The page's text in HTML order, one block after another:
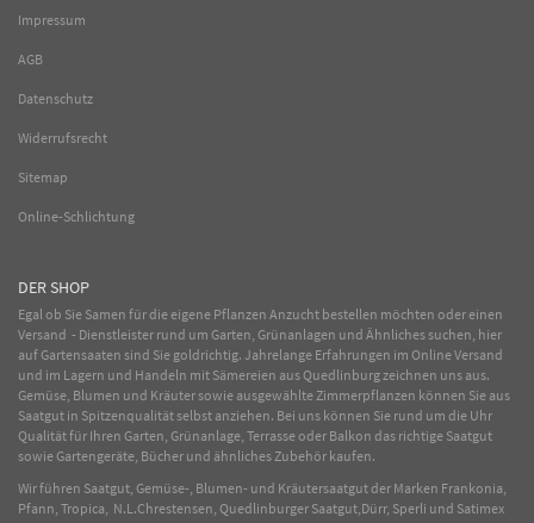
Impressum
AGB
Datenschutz
Widerrufsrecht
Sitemap
Online-Schlichtung
DER SHOP
Egal ob Sie Samen für die eigene Pflanzen Anzucht bestellen möchten oder einen
Versand - Dienstleister rund um Garten, Grünanlagen und Ähnliches suchen, hier
auf Gartensaaten sind Sie goldrichtig. Jahrelange Erfahrungen im OnlineVersand
und im Lagern und Handeln mit Sämereien aus Quedlinburg zeichnen uns aus.
Gemüse, Blumen und Kräuter sowie ausgewählteZimmerpflanzen können Sie aus
Saatgut in Spitzenqualität selbst anziehen. Bei uns können Sie rund um die Uhr
Qualität für Ihren Garten, Grünanlage, Terrasse oder Balkon das richtige Saatgut
sowie Gartengeräte, Bücher und ähnliches Zubehör kaufen.
Wir führen Saatgut, Gemüse-, Blumen- und Kräutersaatgut der Marken Frankonia,
Pfann, Tropica, N.L.Chrestensen, Quedlinburger Saatgut,Dürr, Sperli und Satimex